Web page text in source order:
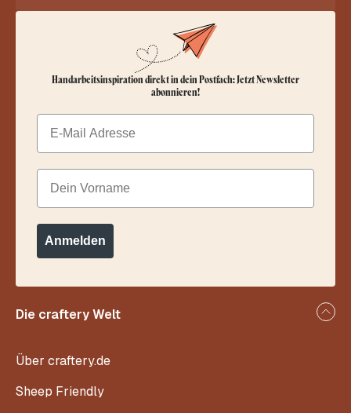
Die craftery Welt
Über craftery.de
Sheep Friendly
Handarbeitsinspiration direkt in dein Postfach: Jetzt Newsletter
abonnieren!
Email
Dein Vorname
Anmelden